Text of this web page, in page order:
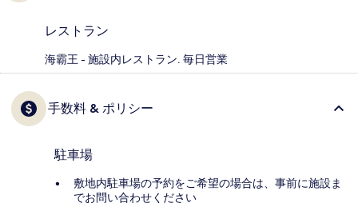
レストラン
海霸王 - 施設内レストラン. 毎日営業
手数料 & ポリシー
駐車場
敷地内駐車場の予約をご希望の場合は、事前に施設ま
でお問い合わせください